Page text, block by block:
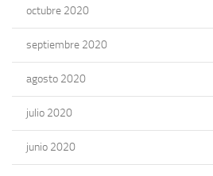
octubre 2020
septiembre 2020
agosto 2020
julio 2020
junio 2020